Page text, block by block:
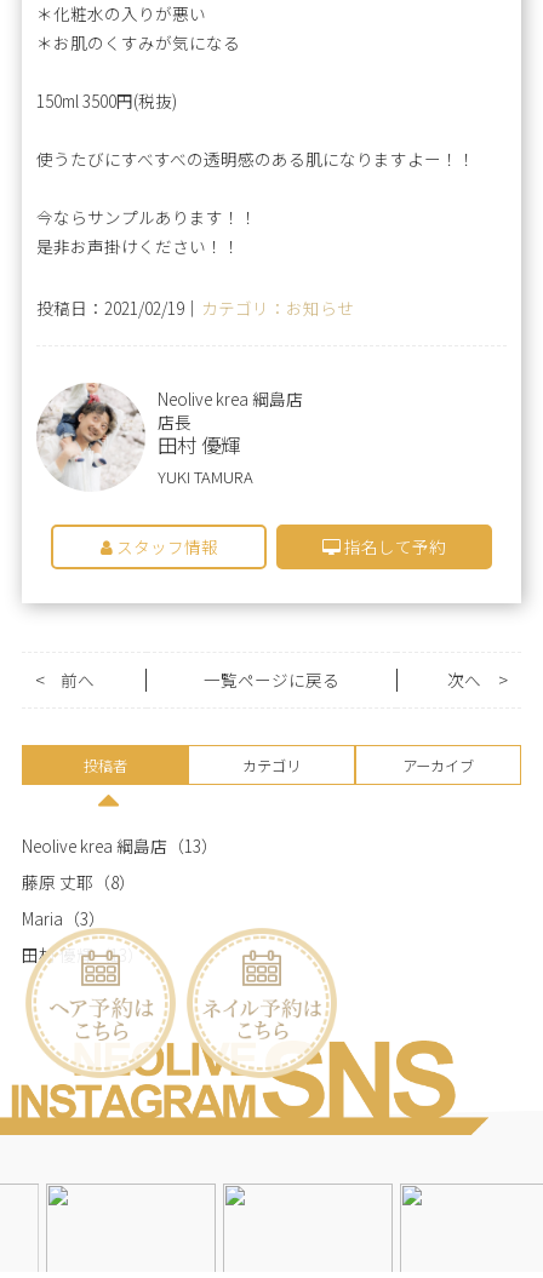
＊化粧水の入りが悪い
＊お肌のくすみが気になる
150ml 3500円(税抜)
使うたびにすべすべの透明感のある肌になりますよー！！
今ならサンプルあります！！
是非お声掛けください！！
投稿日：2021/02/19｜ カテゴリ：お知らせ
Neolive krea 綱島店
店長
田村 優輝
YUKI TAMURA
スタッフ情報 指名して予約
< 前へ 一覧ページに戻る >
次へ
投稿者 カテゴリ アーカイブ
Neolive krea 綱島店 （13）
藤原 丈耶 （8）
Maria （3）
田村 優輝（13）